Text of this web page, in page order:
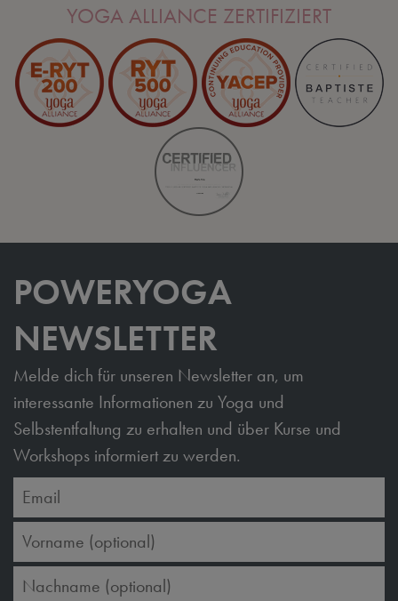
YOGA ALLIANCE ZERTIFIZIERT
POWERYOGA
NEWSLETTER
Melde dich für unseren Newsletter an, um
interessante Informationen zu Yoga und
Selbstentfaltung zu erhalten und über Kurse und
Workshops informiert zu werden.